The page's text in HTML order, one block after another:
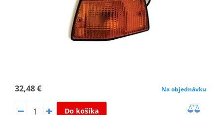
32,48 € Na objednávku
Do košíka